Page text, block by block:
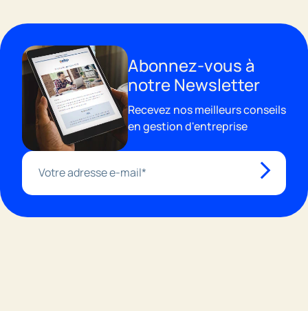
Abonnez-vous à
notre Newsletter
Recevez nos meilleurs conseils
en gestion d'entreprise